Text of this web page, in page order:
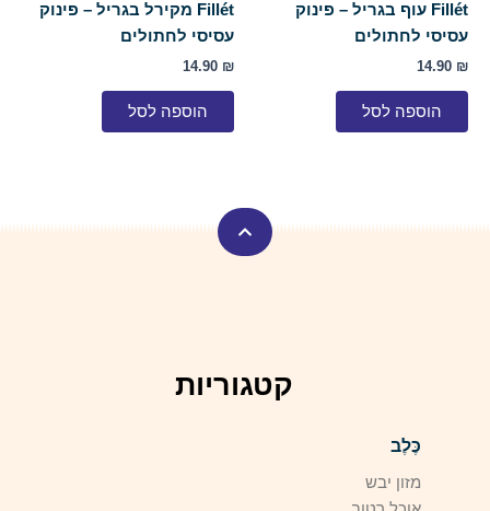
Fillét עוף בגריל – פינוק
עסיסי לחתולים
14.90 ₪
הוספה לסל
Fillét מקירל בגריל – פינוק
עסיסי לחתולים
14.90 ₪
הוספה לסל
קטגוריות
כֶּלֶב
מזון יבש